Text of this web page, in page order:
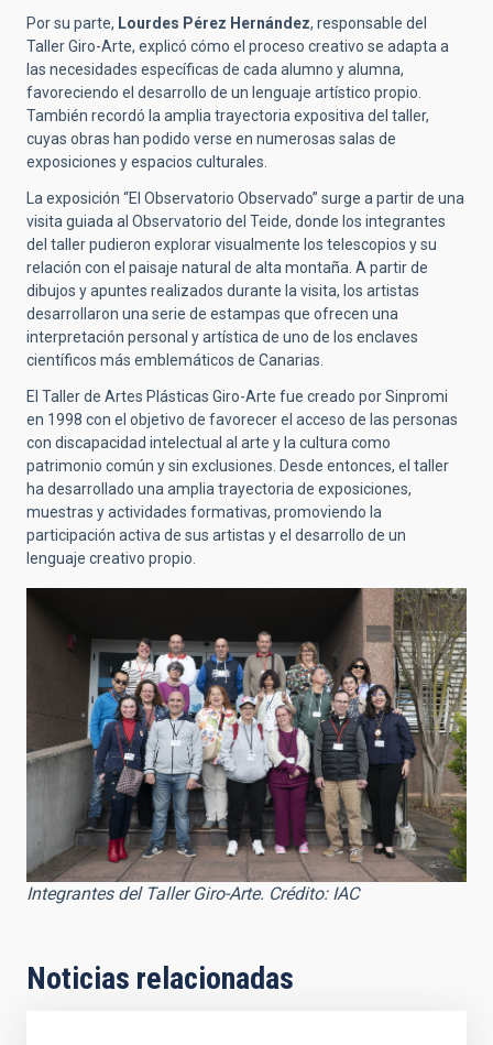
Por su parte, Lourdes Pérez Hernández, responsable del
Taller Giro-Arte, explicó cómo el proceso creativo se adapta a
las necesidades específicas de cada alumno y alumna,
favoreciendo el desarrollo de un lenguaje artístico propio.
También recordó la amplia trayectoria expositiva del taller,
cuyas obras han podido verse en numerosas salas de
exposiciones y espacios culturales.
La exposición “El Observatorio Observado” surge a partir de una
visita guiada al Observatorio del Teide, donde los integrantes
del taller pudieron explorar visualmente los telescopios y su
relación con el paisaje natural de alta montaña. A partir de
dibujos y apuntes realizados durante la visita, los artistas
desarrollaron una serie de estampas que ofrecen una
interpretación personal y artística de uno de los enclaves
científicos más emblemáticos de Canarias.
El Taller de Artes Plásticas Giro-Arte fue creado por Sinpromi
en 1998 con el objetivo de favorecer el acceso de las personas
con discapacidad intelectual al arte y la cultura como
patrimonio común y sin exclusiones. Desde entonces, el taller
ha desarrollado una amplia trayectoria de exposiciones,
muestras y actividades formativas, promoviendo la
participación activa de sus artistas y el desarrollo de un
lenguaje creativo propio.
Integrantes del Taller Giro-Arte. Crédito: IAC
Noticias relacionadas